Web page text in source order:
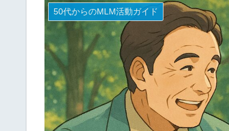
50代からのMLM活動ガイド